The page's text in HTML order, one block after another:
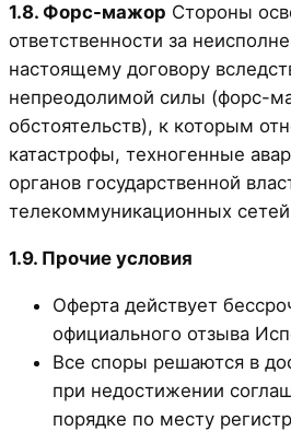
1.8. Форс-мажор Стороны
ответственности за
настоящему договору
непреодолимой силы (форс-
обстоятельств), к которым
катастрофы, техногенные
органов государственной
телекоммуникационных
1.9. Прочие условия
Оферта действует
официального отзыва
Все споры решаются в
при недостижении
порядке по месту